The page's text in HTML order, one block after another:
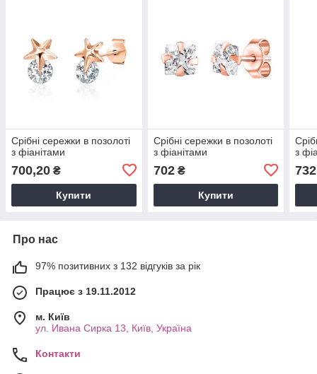
Срібні сережки в позолоті
з фіанітами
700,20 ₴
Купити
Срібні сережки в позолоті
з фіанітами
702₴
Купити
з
Про нас
97% позитивних з 132 відгуків за рік
Працює з 19.11.2012
м. Київ
ул. Ивана Сирка 13, Київ, Україна
Контакти